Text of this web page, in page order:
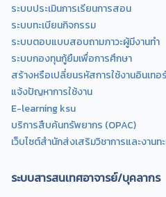
ระบบประเมินการเรียนการสอน
ระบบทะเบียนกิจกรรม
ระบบตอบแบบสอบถามภาวะผู้มีงานทำ
ระบบกองทุนกู้ยืมเพื่อการศึกษา
สร้างหรือเปลี่ยนรหัสการใช้งานอินเทอ
แจ้งปัญหาการใช้งาน
E-learning ksu
บริการสืบค้นทรัพยากร (OPAC)
เว็บไซต์สำนักส่งเสริมวิชาการและงานท
ระบบสารสนเทศอาจารย์/บุคลากร